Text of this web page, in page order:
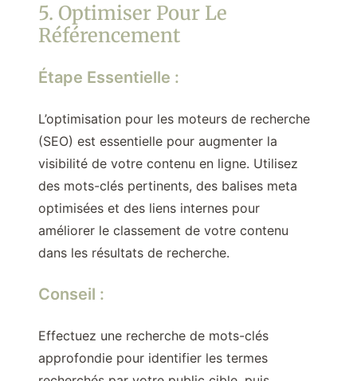
5. Optimiser Pour Le
Référencement
Étape Essentielle :
L’optimisation pour les moteurs de recherche
(SEO) est essentielle pour augmenter la
visibilité de votre contenu en ligne. Utilisez
des mots-clés pertinents, des balises meta
optimisées et des liens internes pour
améliorer le classement de votre contenu
dans les résultats de recherche.
Conseil :
Effectuez une recherche de mots-clés
approfondie pour identifier les termes